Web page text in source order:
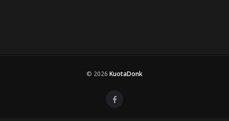
© 2026 KuotaDonk